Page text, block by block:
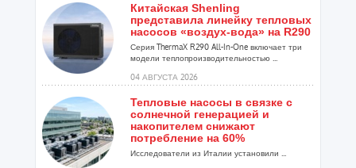
Китайская Shenling
представила линейку тепловых
насосов «воздух-вода» на R290
Серия ThermaX R290 All-In-One включает три
модели теплопроизводительностью ...
04 АВГУСТА 2026
Тепловые насосы в связке с
солнечной генерацией и
накопителем снижают
потребление на 60%
Исследователи из Италии установили ...